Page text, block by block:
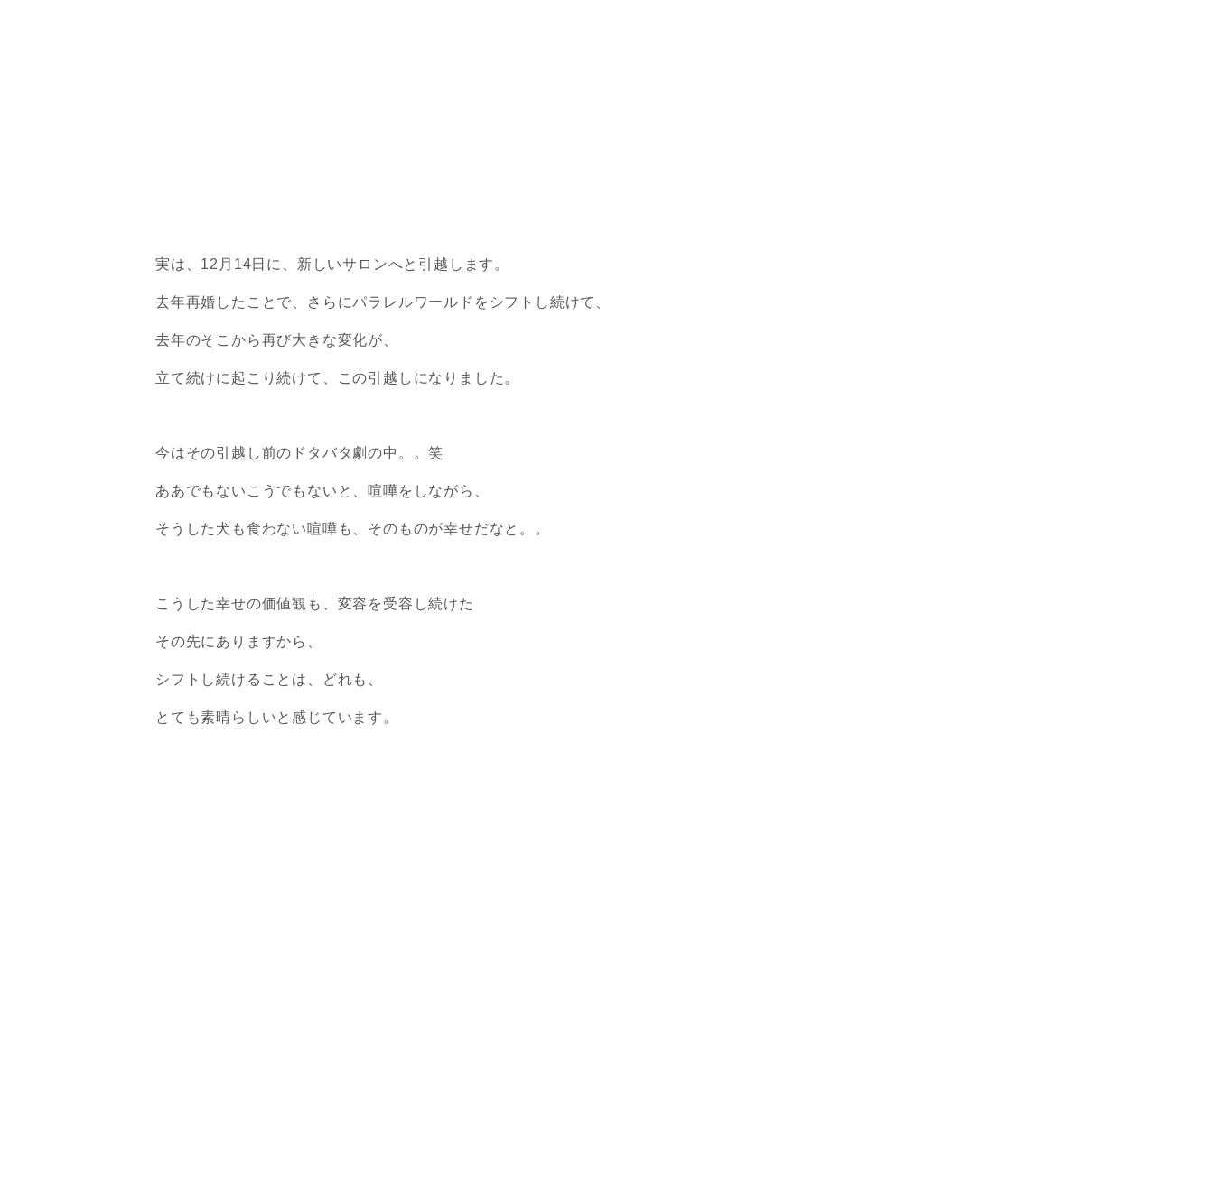
実は、12月14日に、新しいサロンへと引越します。
去年再婚したことで、さらにパラレルワールドをシフトし続けて、
去年のそこから再び大きな変化が、
立て続けに起こり続けて、 この引越しになりました。
今はその引越し前のドタバタ劇の中。。笑
ああでもないこうでもないと、喧嘩をしながら、
そうした犬も食わない喧嘩も、そのものが幸せだなと。。
こうした幸せの価値観も、変容を受容し続けた
その先にありますから、
シフトし続けることは、どれも、
とても素晴らしいと感じています。